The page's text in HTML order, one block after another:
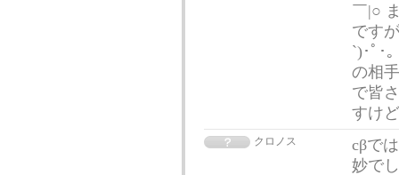
￣|○
です
`)･ﾟ･
の相
で皆
すけ
クロノス
cβで
妙で